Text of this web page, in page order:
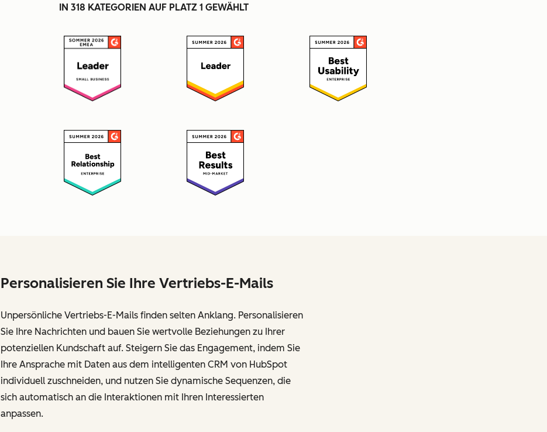
IN 318 KATEGORIEN AUF PLATZ 1 GEWÄHLT
Personalisieren Sie Ihre Vertriebs-E-Mails
Unpersönliche Vertriebs-E-Mails finden selten Anklang. Personalisieren
Sie Ihre Nachrichten und bauen Sie wertvolle Beziehungen zu Ihrer
potenziellen Kundschaft auf. Steigern Sie das Engagement, indem Sie
Ihre Ansprache mit Daten aus dem intelligenten CRM von HubSpot
individuell zuschneiden, und nutzen Sie dynamische Sequenzen, die
sich automatisch an die Interaktionen mit Ihren Interessierten
anpassen.